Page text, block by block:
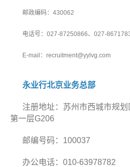
邮政编码：430062
电话号：027-87250866、027-
E-mail：recruitment@yylvg.com
永业行北京业务总部
注册地址：苏州市西城市规
第一层G206
邮编号码：100037
办公电话：010-63978782